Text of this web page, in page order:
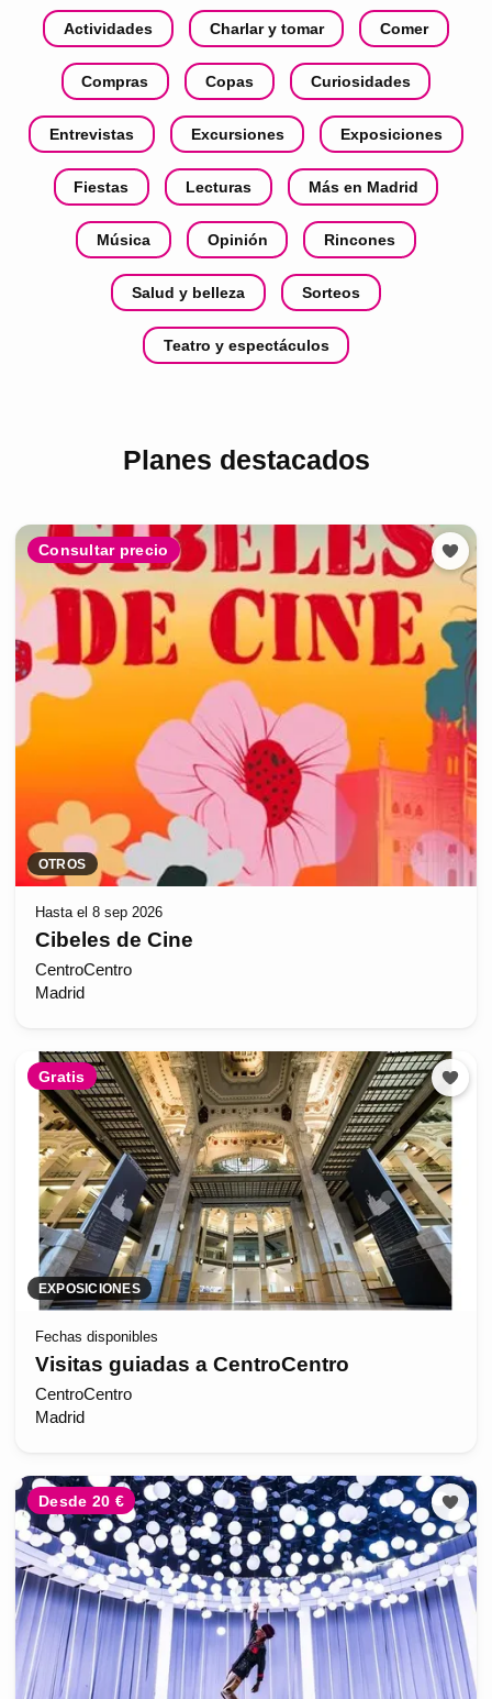
Actividades Charlar y tomar Comer
Compras Copas Curiosidades
Entrevistas Excursiones Exposiciones
Fiestas Lecturas Más en Madrid
Música Opinión Rincones
Salud y belleza Sorteos
Teatro y espectáculos
Planes destacados
Consultar precio
OTROS
Hasta el 8 sep 2026
Cibeles de Cine
CentroCentro
Madrid
Gratis
EXPOSICIONES
Fechas disponibles
Visitas guiadas a CentroCentro
CentroCentro
Madrid
Desde 20 €